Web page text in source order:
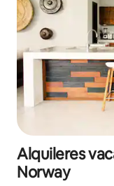
Alquileres
Norway